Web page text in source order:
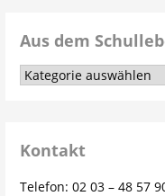
Aus dem
Aus
Kontakt
Telefon: 02 03 – 48 57